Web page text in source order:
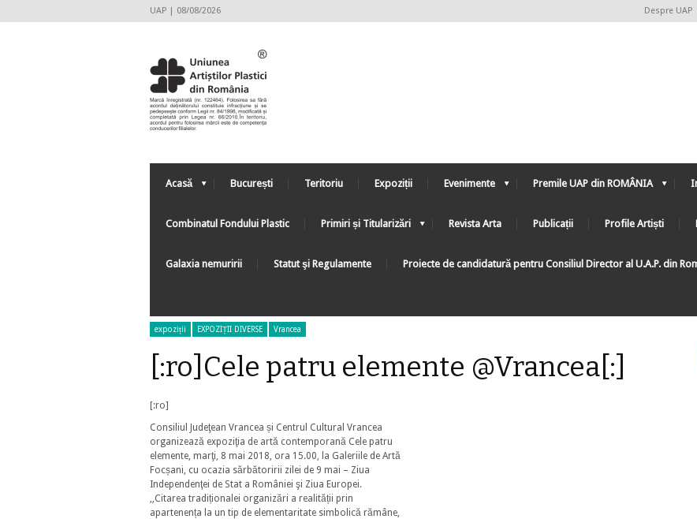
UAP | 08/08/2026 Despre UAP
Acasă București Teritoriu Expoziții Evenimente Premile UAP din ROMÂNIA
Combinatul Fondului Plastic Primiri și Titularizări Revista Arta Publicații Profile Artiști
Galaxia nemuririi Statut şi Regulamente Proiecte de candidatură pentru Consiliul Director al U.A.P. din
expoziții EXPOZIȚII DIVERSE Vrancea
[:ro]Cele patru elemente @Vrancea[:]
[:ro]
Consiliul Judeţean Vrancea și Centrul Cultural Vrancea
organizează expoziţia de artă contemporană Cele patru
elemente, marţi, 8 mai 2018, ora 15.00, la Galeriile de Artă
Focșani, cu ocazia sărbătoririi zilei de 9 mai – Ziua
Independenţei de Stat a României şi Ziua Europei.
,,Citarea tradiționalei organizări a realității prin
apartenența la un tip de elementaritate simbolică rămâne,